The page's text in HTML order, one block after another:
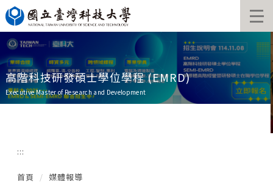
跳
到
主
要
內
容
區
高階科技研發碩士學位學程 (EMRD)
Executive Master of Research and Development
:::
首頁 媒體報導